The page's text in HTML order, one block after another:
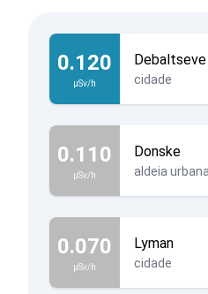
0.120
µSv/h
Debaltseve
cidade
0.110
µSv/h
Donske
aldeia urbana
0.070
µSv/h
Lyman
cidade